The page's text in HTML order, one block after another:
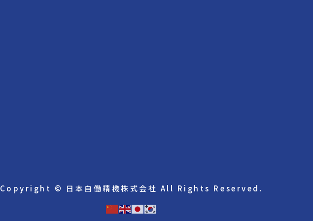
Copyright © 日本自働精機株式会社 All Rights Reserved.